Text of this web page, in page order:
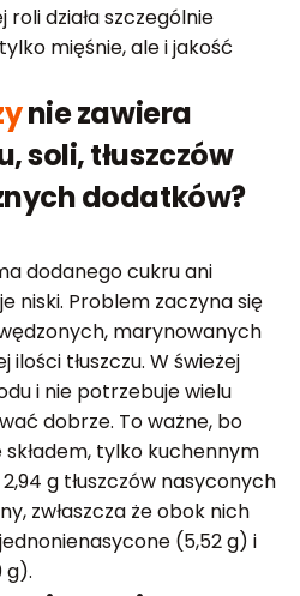
działa szczególnie
mięśnie, ale i jakość
nie zawiera
soli, tłuszczów
dodatków?
dodanego cukru ani
niski. Problem zaczyna się
marynowanych
tłuszczu. W świeżej
i nie potrzebuje wielu
dobrze. To ważne, bo
składem, tylko kuchennym
g tłuszczów nasyconych
zwłaszcza że obok nich
(5,52 g) i
g).